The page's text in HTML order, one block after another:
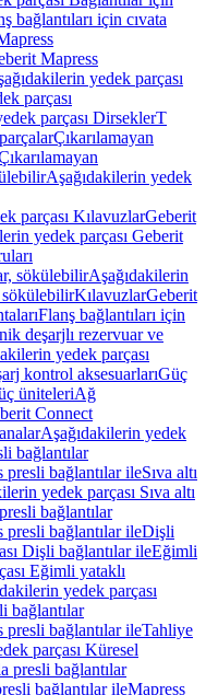
bağlantıları için cıvata
Mapress
yedek parçası
parçası
parçası DirseklerT
Çıkarılamayan
Aşağıdakilerin yedek
parçası KılavuzlarGeberit
yedek parçası Geberit
sökülebilirAşağıdakilerin
sökülebilirKılavuzlarGeberit
Flanş bağlantıları için
deşarjlı rezervuar ve
yedek parçası
kontrol aksesuarlarıGüç
üniteleriAğ
Connect
Aşağıdakilerin yedek
bağlantılar
presli bağlantılar ileSıva altı
yedek parçası Sıva altı
bağlantılar
presli bağlantılar ileDişli
Dişli bağlantılar ileEğimli
Eğimli yataklı
yedek parçası
bağlantılar
presli bağlantılar ileTahliye
parçası Küresel
presli bağlantılar
bağlantılar ileMapress